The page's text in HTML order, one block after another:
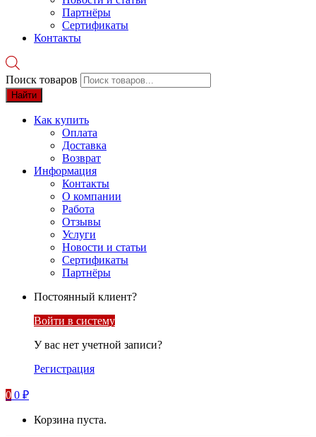
Партнёры
Сертификаты
Контакты
Поиск товаров
Найти
Как купить
Оплата
Доставка
Возврат
Информация
Контакты
О компании
Работа
Отзывы
Услуги
Новости и статьи
Сертификаты
Партнёры
Постоянный клиент?
Войти в систему
У вас нет учетной записи?
Регистрация
0 0 ₽
Корзина пуста.